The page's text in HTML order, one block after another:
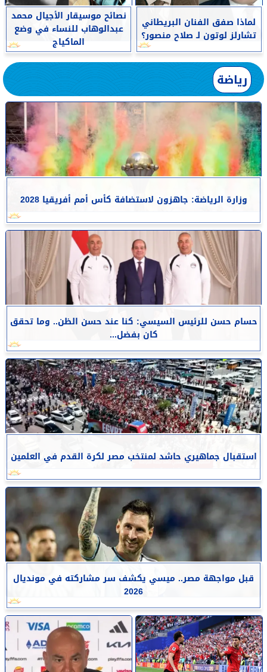
لماذا صفق الفنان البريطاني
تشارلز لوتون لـ صلاح منصور؟
نصائح موسيقار الأجيال محمد
عبدالوهاب للنساء في وضع
الماكياج
رياضة
وزارة الرياضة: جاهزون لاستضافة كأس أمم أفريقيا 2028
حسام حسن للرئيس السيسي: كنا عند حسن الظن.. وما تحقق
كان بفضل...
استقبال جماهيري حاشد لمنتخب مصر لكرة القدم في العلمين
قبل مواجهة مصر.. ميسي يكشف سر مشاركته في مونديال
2026